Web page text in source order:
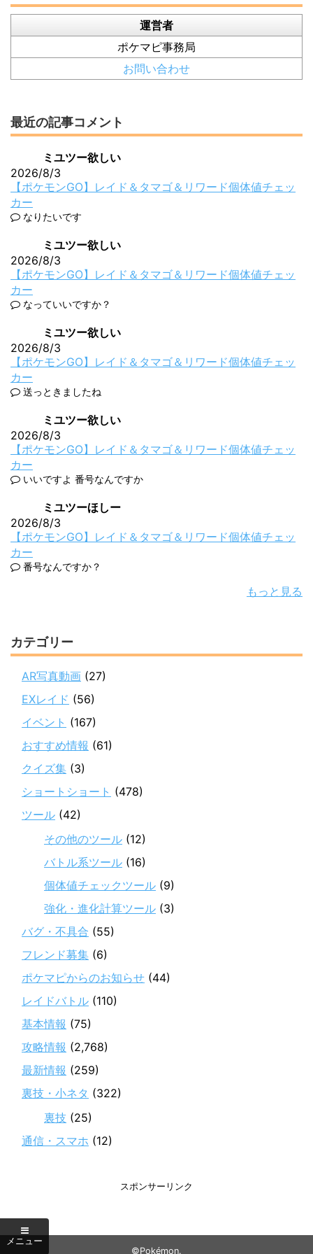
運営者
ポケマピ事務局
お問い合わせ
最近の記事コメント
ミユツー欲しい
2026/8/3
【ポケモンGO】レイド＆タマゴ＆リワード個体値チェッ
カー
なりたいです
ミユツー欲しい
2026/8/3
【ポケモンGO】レイド＆タマゴ＆リワード個体値チェッ
カー
なっていいですか？
ミユツー欲しい
2026/8/3
【ポケモンGO】レイド＆タマゴ＆リワード個体値チェッ
カー
送っときましたね
ミユツー欲しい
2026/8/3
【ポケモンGO】レイド＆タマゴ＆リワード個体値チェッ
カー
いいですよ 番号なんですか
ミユツーほしー
2026/8/3
【ポケモンGO】レイド＆タマゴ＆リワード個体値チェッ
カー
番号なんですか？
もっと見る
カテゴリー
AR写真動画 (27)
EXレイド (56)
イベント (167)
おすすめ情報 (61)
クイズ集 (3)
ショートショート (478)
ツール (42)
その他のツール (12)
バトル系ツール (16)
個体値チェックツール (9)
強化・進化計算ツール (3)
バグ・不具合 (55)
フレンド募集 (6)
ポケマピからのお知らせ (44)
レイドバトル (110)
基本情報 (75)
攻略情報 (2,768)
最新情報 (259)
裏技・小ネタ (322)
裏技 (25)
通信・スマホ (12)
スポンサーリンク
©Pokémon.